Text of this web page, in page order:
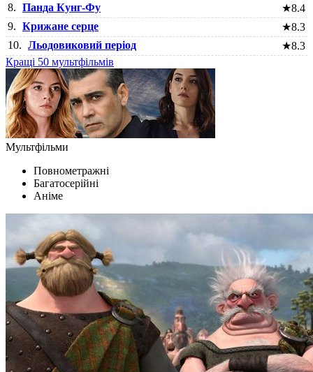
8. Панда Кунг-Фу ★8.4
9. Крижане серце ★8.3
10. Льодовиковий період ★8.3
Кращі 50 мультфільмів
Мультфільми
Повнометражні
Багатосерійні
Аніме